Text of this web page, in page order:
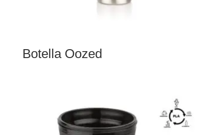
Botella Oozed